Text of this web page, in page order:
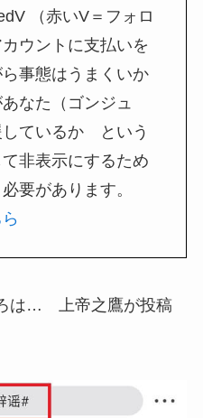
（赤いV＝フォロ
ウントに支払いを
事態はうまくいか
なた（ゴンジュ
しているか という
非表示にするため
要があります。
は… 上帝之鷹が投稿